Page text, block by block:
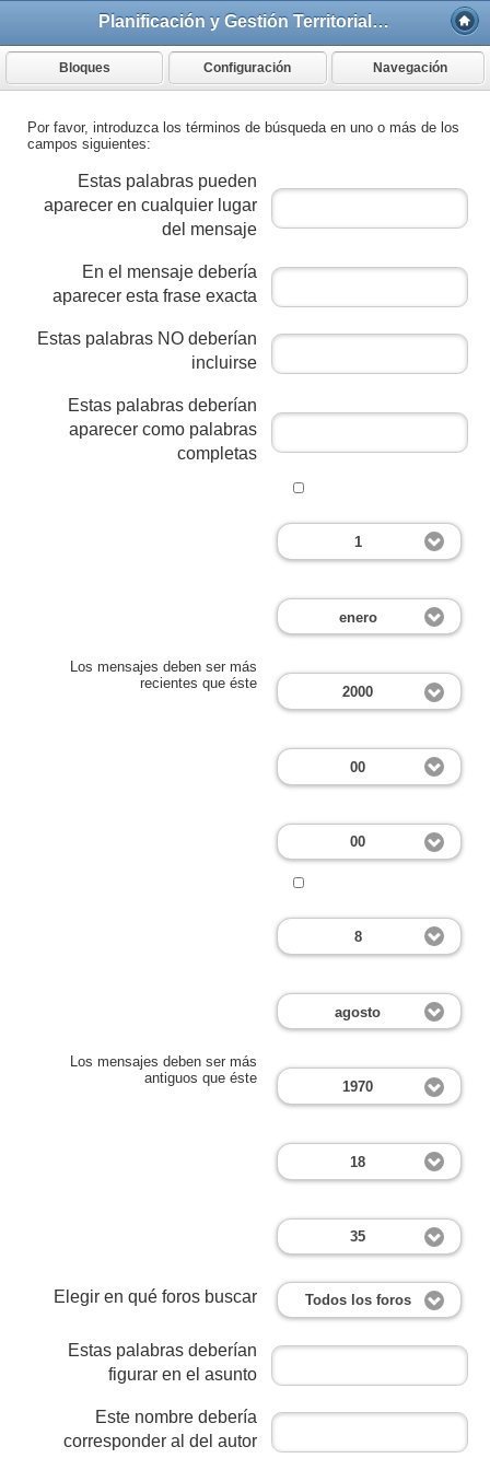
Planificación y Gestión Territorial, 2ª ed.
Bloques Configuración Navegación
Por favor, introduzca los términos de búsqueda en uno o más de los
campos siguientes:
Estas palabras pueden
aparecer en cualquier lugar
del mensaje
En el mensaje debería
aparecer esta frase exacta
Estas palabras NO deberían
incluirse
Estas palabras deberían
aparecer como palabras
completas
Los mensajes deben ser más
recientes que éste
1
enero
2000
00
00
Los mensajes deben ser más
antiguos que éste
8
agosto
1970
18
35
Elegir en qué foros buscar Todos los foros
Estas palabras deberían
figurar en el asunto
Este nombre debería
corresponder al del autor